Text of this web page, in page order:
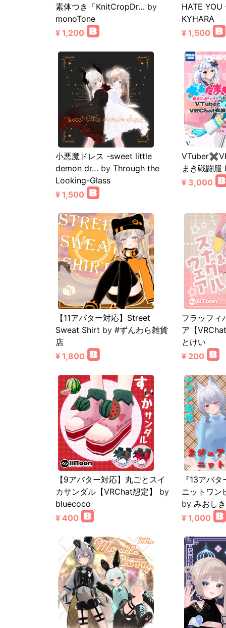
素体つき「KnitCropDr… by
monoTone
¥ 1,200
HATE
KYHARA
¥ 1,500
小悪魔ドレス -sweet little
demon dr… by Through the
Looking-Glass
¥ 1,500
まき戦闘服
¥ 3,000
【11アバター対応】Street
Sweat Shirt by #ずんわら雑貨
店
¥ 1,800
フラッフィ
ア【
とけい
¥ 200
【9アバター対応】丸ごとスイ
カサンダル【VRChat想定】
by
bluecoco
¥ 400
『13アバ
ニットワン
by みおし
¥ 1,000